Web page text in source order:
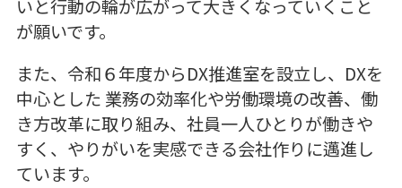
いと行動の輪が広がって大きくなっていくこと
が願いです。
また、令和６年度からDX推進室を設立し、DXを
中心とした 業務の効率化や労働環境の改善、働
き方改革に取り組み、社員一人ひとりが働きや
すく、やりがいを実感できる会社作りに邁進し
ています。